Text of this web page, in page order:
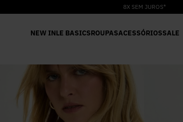
8X SEM JUROS*
NEW INLE BASICSROUPASACESSÓRIOSSALE